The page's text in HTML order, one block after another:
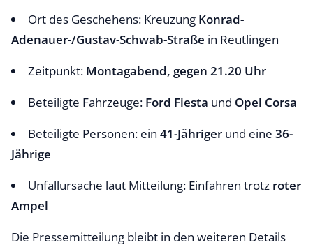
Ort des Geschehens: Kreuzung Konrad-
Adenauer-/Gustav-Schwab-Straße in Reutlingen
Zeitpunkt: Montagabend, gegen 21.20 Uhr
Beteiligte Fahrzeuge: Ford Fiesta und Opel Corsa
Beteiligte Personen: ein 41-Jährigerund eine 36-
Jährige
Unfallursache laut Mitteilung: Einfahren trotz roter
Ampel
Die Pressemitteilung bleibt in den weiteren Details